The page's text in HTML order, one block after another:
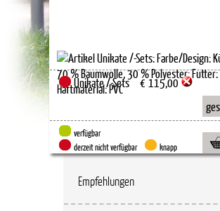
Unikate /-Sets € 115,00
verfügbar
derzeit nicht verfügbar
knapp
Empfehlungen